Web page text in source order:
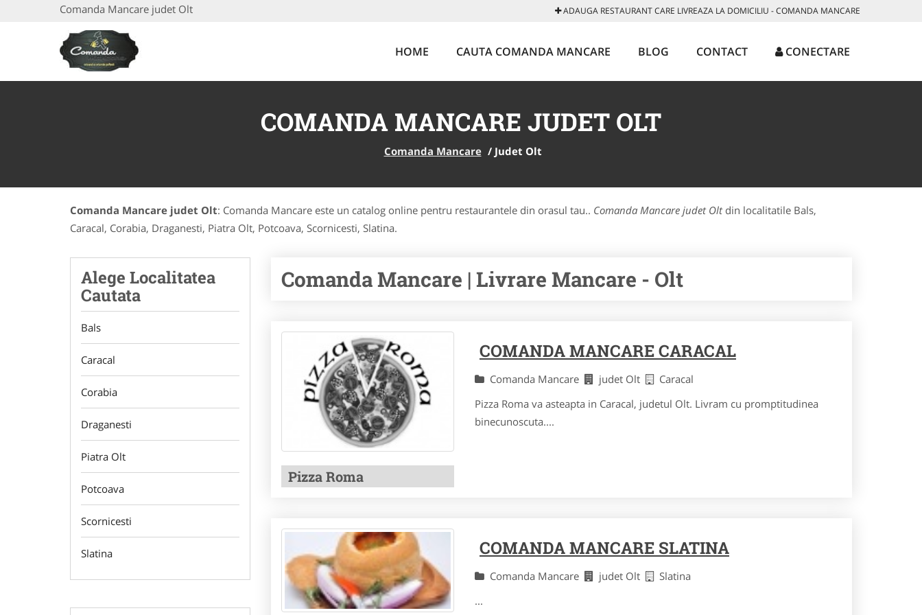
Comanda Mancare judet Olt ADAUGA RESTAURANT CARE LIVREAZA LA DOMICILIU - COMANDA MANCARE
HOME CAUTA COMANDA MANCARE BLOG CONTACT CONECTARE
COMANDA MANCARE JUDET OLT
Comanda Mancare / Judet Olt
Comanda Mancare judet Olt: Comanda Mancare este un catalog online pentru restaurantele din orasul tau.. Comanda Mancare judet Oltdin localitatile Bals,
Caracal, Corabia, Draganesti, Piatra Olt, Potcoava, Scornicesti, Slatina.
Alege Localitatea
Cautata
Bals
Caracal
Corabia
Draganesti
Piatra Olt
Potcoava
Scornicesti
Slatina
Comanda Mancare | Livrare Mancare - Olt
Pizza Roma
COMANDA MANCARE CARACAL
Comanda Mancare judet Olt
Caracal
Pizza Roma va asteapta in Caracal, judetul Olt. Livram cu promptitudinea
binecunoscuta....
COMANDA MANCARE SLATINA
Comanda Mancare judet Olt
Slatina
...